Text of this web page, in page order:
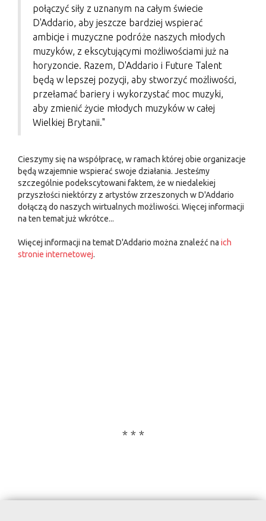
połączyć siły z uznanym na całym świecie
D'Addario, aby jeszcze bardziej wspierać
ambicje i muzyczne podróże naszych młodych
muzyków, z ekscytującymi możliwościami już na
horyzoncie. Razem, D'Addario i Future Talent
będą w lepszej pozycji, aby stworzyć możliwości,
przełamać bariery i wykorzystać moc muzyki,
aby zmienić życie młodych muzyków w całej
Wielkiej Brytanii."
Cieszymy się na współpracę, w ramach której obie organizacje
będą wzajemnie wspierać swoje działania. Jesteśmy
szczególnie podekscytowani faktem, że w niedalekiej
przyszłości niektórzy z artystów zrzeszonych w D'Addario
dołączą do naszych wirtualnych możliwości. Więcej informacji
na ten temat już wkrótce...
Więcej informacji na temat D'Addario można znaleźć na ich
stronie internetowej.
* * *